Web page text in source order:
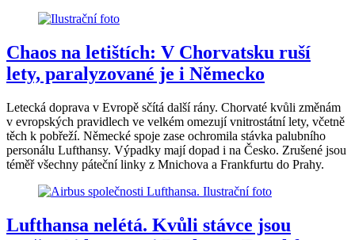
Chaos na letištích: V Chorvatsku ruší
lety, paralyzované je i Německo
Letecká doprava v Evropě sčítá další rány. Chorvaté kvůli změnám
v evropských pravidlech ve velkém omezují vnitrostátní lety, včetně
těch k pobřeží. Německé spoje zase ochromila stávka palubního
personálu Lufthansy. Výpadky mají dopad i na Česko. Zrušené jsou
téměř všechny páteční linky z Mnichova a Frankfurtu do Prahy.
Lufthansa nelétá. Kvůli stávce jsou